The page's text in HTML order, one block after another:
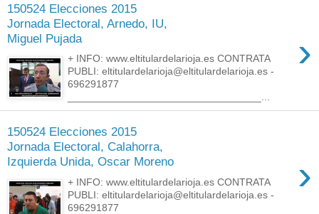
150524 Elecciones 2015
Jornada Electoral, Arnedo, IU,
Miguel Pujada
›
+ INFO: www.eltitulardelarioja.es CONTRATA
PUBLI: eltitulardelarioja@eltitulardelarioja.es -
696291877
__________________________________...
150524 Elecciones 2015
Jornada Electoral, Calahorra,
Izquierda Unida, Oscar Moreno
›
+ INFO: www.eltitulardelarioja.es CONTRATA
PUBLI: eltitulardelarioja@eltitulardelarioja.es -
696291877